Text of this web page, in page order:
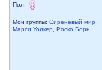
Пол:
Мои группы:Сиреневый мир
Марси Уолкер
,Роско Борн